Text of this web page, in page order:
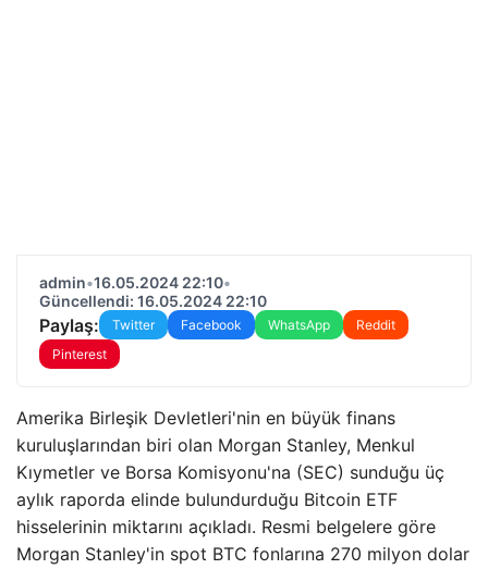
admin•16.05.2024 22:10•
Güncellendi: 16.05.2024 22:10
Paylaş: Twitter Facebook WhatsApp
Reddit
Pinterest
Amerika Birleşik Devletleri'nin en büyük finans
kuruluşlarından biri olan Morgan Stanley, Menkul
Kıymetler ve Borsa Komisyonu'na (SEC) sunduğu üç
aylık raporda elinde bulundurduğu Bitcoin ETF
hisselerinin miktarını açıkladı. Resmi belgelere göre
Morgan Stanley'in spot BTC fonlarına 270 milyon dolar